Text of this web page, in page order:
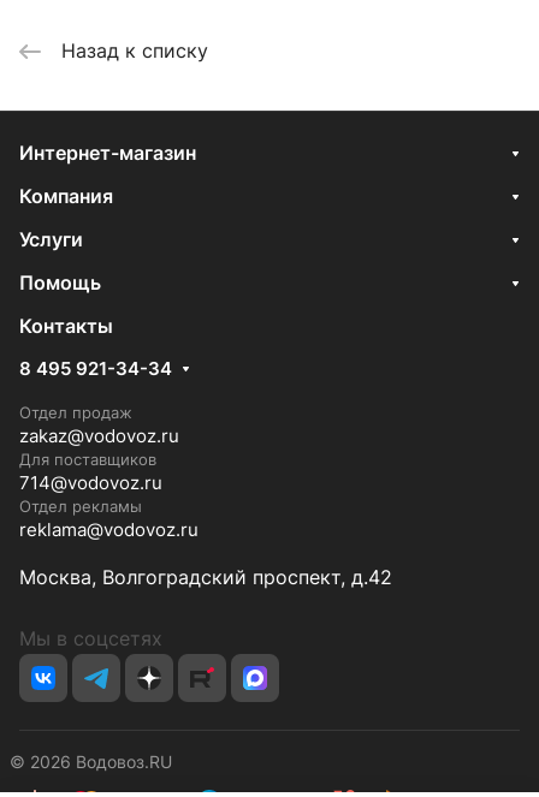
Назад к списку
Интернет-магазин
Компания
Услуги
Помощь
Контакты
8 495 921-34-34
Отдел продаж
zakaz@vodovoz.ru
Для поставщиков
714@vodovoz.ru
Отдел рекламы
reklama@vodovoz.ru
Москва, Волгоградский проспект, д.42
Мы в соцсетях
© 2026 Водовоз.RU